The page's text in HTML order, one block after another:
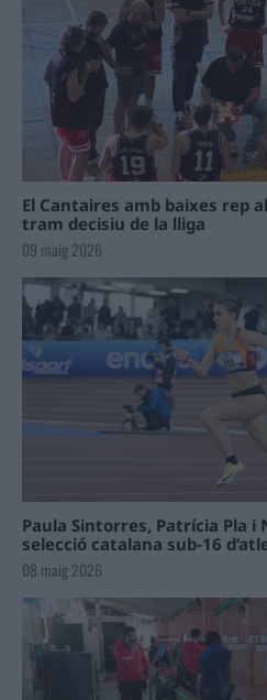
El Cantaires amb baixes rep
tram decisiu de la lliga
09 maig 2026
Paula Sintorres, Patrícia Pla i
selecció catalana sub-16
08 maig 2026